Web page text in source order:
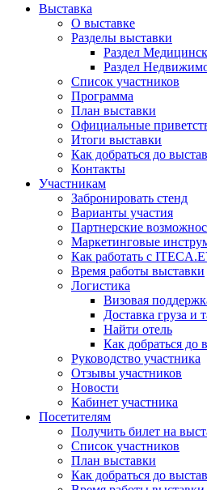
Выставка
О выставке
Разделы выставки
Раздел
Раздел
Список участников
Программа
План выставки
Официальные
Итоги выставки
Как добраться до
Контакты
Участникам
Забронировать стенд
Варианты участия
Партнерские
Маркетинговые
Как работать с
Время работы выставки
Логистика
Визовая
Доставка груза и
Найти отель
Как добраться до
Руководство участника
Отзывы участников
Новости
Кабинет участника
Посетителям
Получить билет на
Список участников
План выставки
Как добраться до